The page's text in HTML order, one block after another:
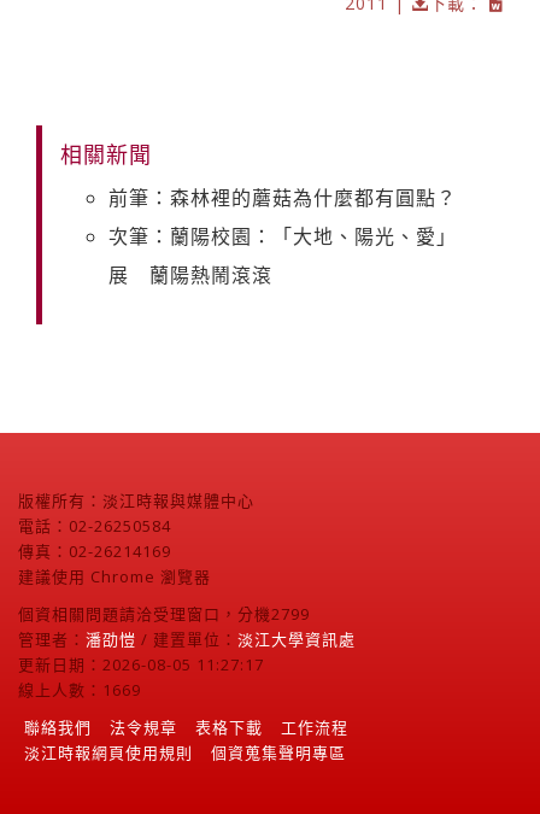
相關新聞
前筆：森林裡的蘑菇為什麼都有圓點？
次筆：蘭陽校園：「大地、陽光、愛」
展 蘭陽熱鬧滾滾
版權所有：淡江時報與媒體中心
電話：02-26250584
傳真：02-26214169
建議使用 Chrome 瀏覽器
個資相關問題請洽受理窗口，分機2799
管理者： 潘劭愷 / 建置單位： 淡江大學資訊處
更新日期：2026-08-05 11:27:17
線上人數：1669
聯絡我們
法令規章 表格下載
工作流程
淡江時報網頁使用規則
個資蒐集聲明專區